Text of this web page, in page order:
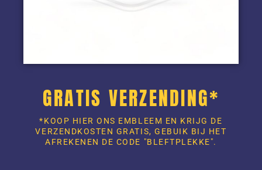
GRATIS VERZENDING*
*KOOP HIER ONS EMBLEEM EN KRIJG DE
VERZENDKOSTEN GRATIS, GEBUIK BIJ HET
AFREKENEN DE CODE "BLEFTPLEKKE".